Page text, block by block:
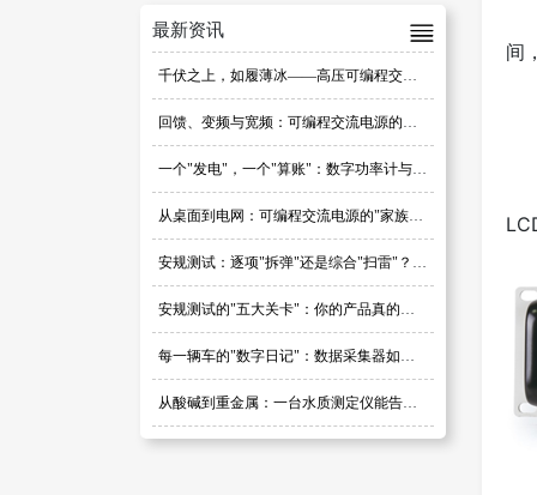
最新资讯
千伏之上，如履薄冰——高压可编程交流电源选型避坑指南
回馈、变频与宽频：可编程交流电源的选型密码
一个"发电"，一个"算账"：数字功率计与可编程交流电源，别再搞混了
从桌面到电网：可编程交流电源的"家族图谱"
安规测试：逐项"拆弹"还是综合"扫雷"？研发阶段的策略之争
安规测试的"五大关卡"：你的产品真的过关了吗？
每一辆车的"数字日记"：数据采集器如何定义汽车品质
从酸碱到重金属：一台水质测定仪能告诉你多少秘密？
间